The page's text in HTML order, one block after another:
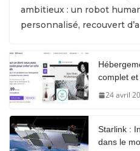
ambitieux : un robot
personnalisé, recouvert
complet
24 avril
Starlink :
dans le